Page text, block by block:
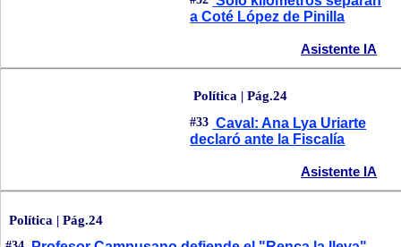
a Coté López de Pinilla
Asistente IA
Política | Pág.24
#33 Caval: Ana Lya Uriarte
declaró ante la Fiscalía
Asistente IA
Política | Pág.24